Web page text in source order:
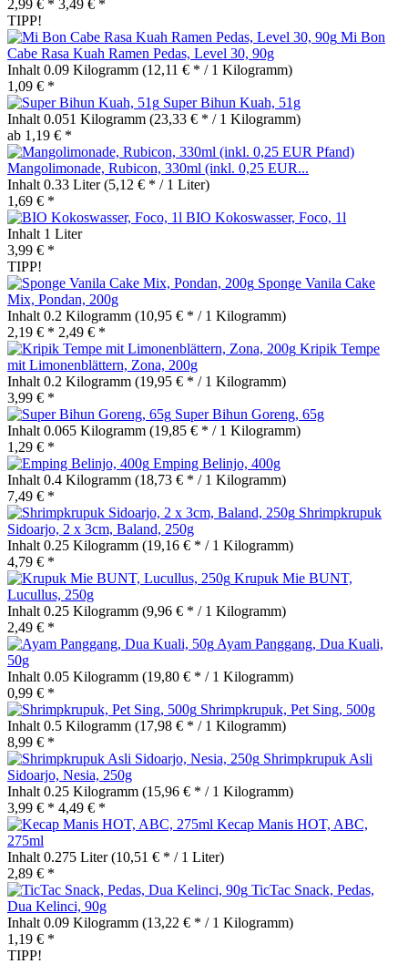
2,99 € * 3,49 € *
TIPP!
Mi Bon
Cabe Rasa Kuah Ramen Pedas, Level 30, 90g
Inhalt 0.09 Kilogramm (12,11 € * / 1 Kilogramm)
1,09 € *
Super Bihun Kuah, 51g
Inhalt 0.051 Kilogramm (23,33 € * / 1 Kilogramm)
ab 1,19 € *
Mangolimonade, Rubicon, 330ml (inkl. 0,25 EUR...
Inhalt 0.33 Liter(5,12 € * / 1 Liter)
1,69 € *
BIO Kokoswasser, Foco, 1l
Inhalt 1 Liter
3,99 € *
TIPP!
Sponge Vanila Cake
Mix, Pondan, 200g
Inhalt 0.2 Kilogramm (10,95 € * / 1 Kilogramm)
2,19 € * 2,49 € *
Kripik Tempe
mit Limonenblättern, Zona, 200g
Inhalt 0.2 Kilogramm (19,95 € * / 1 Kilogramm)
3,99 € *
Super Bihun Goreng, 65g
Inhalt 0.065 Kilogramm (19,85 € * / 1 Kilogramm)
1,29 € *
Emping Belinjo, 400g
Inhalt 0.4 Kilogramm (18,73 € * / 1 Kilogramm)
7,49 € *
Shrimpkrupuk
Sidoarjo, 2 x 3cm, Baland, 250g
Inhalt 0.25 Kilogramm (19,16 € * / 1 Kilogramm)
4,79 € *
Krupuk Mie BUNT,
Lucullus, 250g
Inhalt 0.25 Kilogramm (9,96 € * / 1 Kilogramm)
2,49 € *
Ayam Panggang, Dua Kuali,
50g
Inhalt 0.05 Kilogramm (19,80 € * / 1 Kilogramm)
0,99 € *
Shrimpkrupuk, Pet Sing, 500g
Inhalt 0.5 Kilogramm (17,98 € * / 1 Kilogramm)
8,99 € *
Shrimpkrupuk Asli
Sidoarjo, Nesia, 250g
Inhalt 0.25 Kilogramm (15,96 € * / 1 Kilogramm)
3,99 € * 4,49 € *
Kecap Manis HOT, ABC,
275ml
Inhalt 0.275 Liter(10,51 € * / 1 Liter)
2,89 € *
TicTac Snack, Pedas,
Dua Kelinci, 90g
Inhalt 0.09 Kilogramm (13,22 € * / 1 Kilogramm)
1,19 € *
TIPP!